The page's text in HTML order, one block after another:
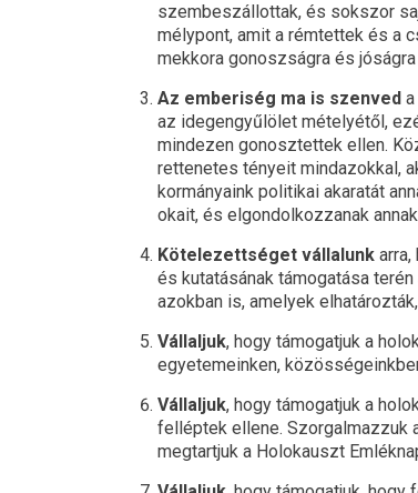
szembeszállottak, és sokszor
mélypont, amit a rémtettek és a
mekkora gonoszságra és
Az emberiség ma is szenved
az idegengyűlölet mételyétől,
mindezen gonosztettek ellen.
rettenetes tényeit mindazokkal,
kormányaink politikai akaratát
okait, és elgondolkozzanak
Kötelezettséget vállalunk
és kutatásának támogatása
azokban is, amelyek
Vállaljuk, hogy támogatjuk a
egyetemeinken,
Vállaljuk, hogy támogatjuk a
felléptek ellene. Szorgalmazzuk
megtartjuk a Holokauszt